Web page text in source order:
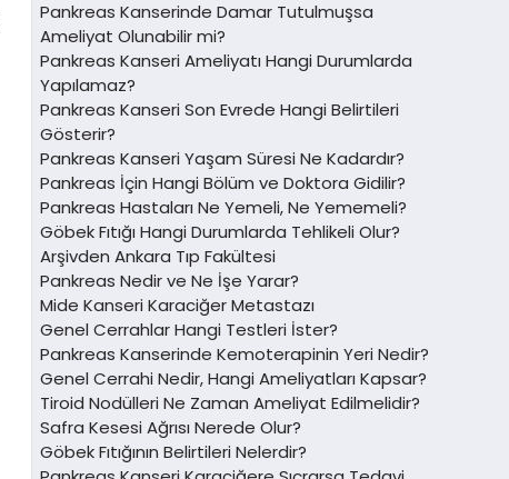
Pankreas Kanserinde Damar Tutulmuşsa
Ameliyat Olunabilir mi?
Pankreas Kanseri Ameliyatı Hangi Durumlarda
Yapılamaz?
Pankreas Kanseri Son Evrede Hangi Belirtileri
Gösterir?
Pankreas Kanseri Yaşam Süresi Ne Kadardır?
Pankreas İçin Hangi Bölüm ve Doktora Gidilir?
Pankreas Hastaları Ne Yemeli, Ne Yememeli?
Göbek Fıtığı Hangi Durumlarda Tehlikeli Olur?
Arşivden Ankara Tıp Fakültesi
Pankreas Nedir ve Ne İşe Yarar?
Mide Kanseri Karaciğer Metastazı
Genel Cerrahlar Hangi Testleri İster?
Pankreas Kanserinde Kemoterapinin Yeri Nedir?
Genel Cerrahi Nedir, Hangi Ameliyatları Kapsar?
Tiroid Nodülleri Ne Zaman Ameliyat Edilmelidir?
Safra Kesesi Ağrısı Nerede Olur?
Göbek Fıtığının Belirtileri Nelerdir?